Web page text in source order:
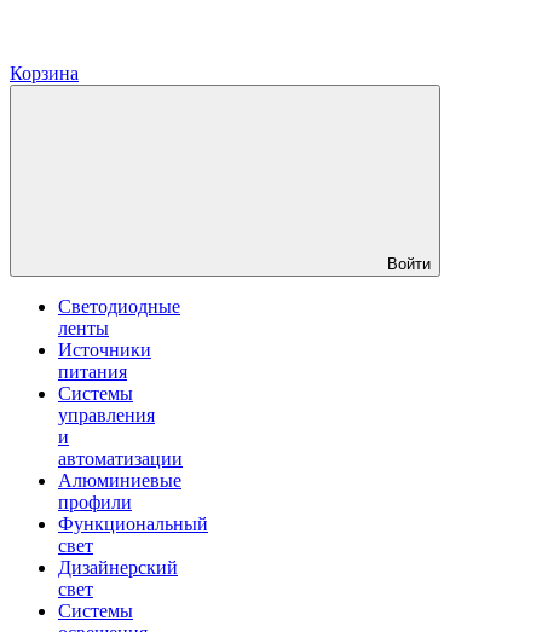
Корзина
Войти
Светодиодные
ленты
Источники
питания
Системы
управления
и
автоматизации
Алюминиевые
профили
Функциональный
свет
Дизайнерский
свет
Системы